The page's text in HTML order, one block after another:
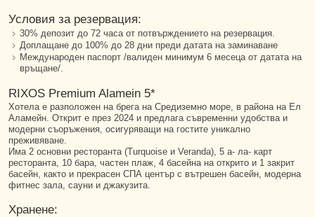
Условия за резервация:
30% депозит до 72 часа от потвърждението на резервация.
Доплащане до 100% до 28 дни преди датата на заминаване
Международен паспорт /валиден минимум 6 месеца от датата на
връщане/.
RIXOS Premium Alamein 5*
Хотела е разположен на брега на Средиземно море, в района на Ел
Аламейн. Открит е през 2024 и предлага съвременни удобства и
модерни съоръжения, осигуряващи на гостите уникално
преживяване.
Има 2 основни ресторанта (Turquoise и Veranda), 5 а- ла- карт
ресторанта, 10 бара, частен плаж, 4 басейна на открито и 1 закрит
басейн, както и прекрасен СПА център с вътрешен басейн, модерна
фитнес зала, сауни и джакузита.
Хранене: